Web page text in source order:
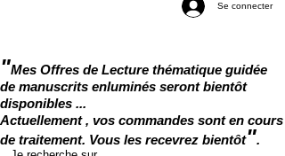
Se connecter
"Mes Offres de Lecture thématique guidée
de manuscrits enluminés seront bientôt
disponibles ...
Actuellement , vos commandes sont en cours
de traitement. Vous les recevrez bientôt".